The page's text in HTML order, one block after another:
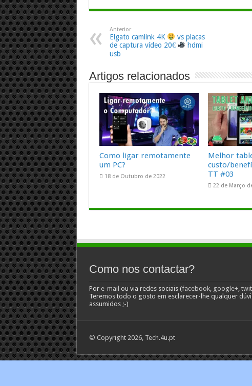
Anterior
Elgato camlink 4K
vs placas
de captura vídeo 20€
hdmi
usb
Artigos relacionados
Como ligar remotamente
um PC?
18 de Outubro de 2022
Melhor
custo/
TT #03
22 de Março
Como nos contactar?
Por e-mail ou via redes sociais (facebook, google+,
Teremos todo o gosto em esclarecer-lhe qualquer
assumidos ;-)
© Copyright 2026, Tech.4u.pt